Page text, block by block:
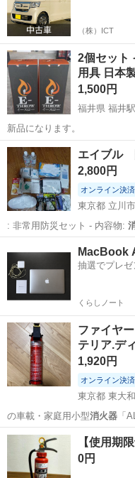
（株）ICT
2個セット
用具 日本
1,500円
福井県 福井駅
新品になります。
福井 福井市 福井駅
エイブル
2,800円
オンライン決済
東京都 立川市
: 非常用防災セット - 内容物:
の他防…
MacBook
抽選でプレ
くらしノート
ファイヤ
テリア.デ
1,920円
オンライン決済
東京都 東大
の車載・家庭用小型消火器「
としては使えません…
東京 小平市 東大和市
【使用期
0円